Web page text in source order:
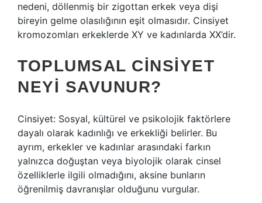
nedeni, döllenmiş bir zigottan erkek veya dişi
bireyin gelme olasılığının eşit olmasıdır. Cinsiyet
kromozomları erkeklerde XY ve kadınlarda XX’dir.
TOPLUMSAL CINSIYET
NEYI SAVUNUR?
Cinsiyet: Sosyal, kültürel ve psikolojik faktörlere
dayalı olarak kadınlığı ve erkekliği belirler. Bu
ayrım, erkekler ve kadınlar arasındaki farkın
yalnızca doğuştan veya biyolojik olarak cinsel
özelliklerle ilgili olmadığını, aksine bunların
öğrenilmiş davranışlar olduğunu vurgular.